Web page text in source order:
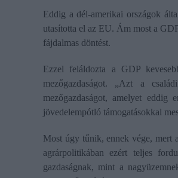
Eddig a dél-amerikai országok
utasította el az EU. Ám most a
fájdalmas döntést.
Ezzel feláldozta a GDP
mezőgazdaságot. „Azt a
mezőgazdaságot, amelyet eddig
jövedelempótló támogatásokkal
Most úgy tűnik, ennek vége, mert
agrárpolitikában ezért teljes
gazdaságnak, mint a